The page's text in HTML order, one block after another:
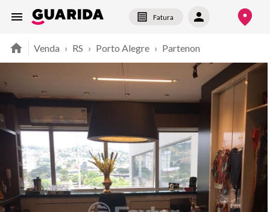
Fatura
Venda › RS › Porto Alegre › Partenon